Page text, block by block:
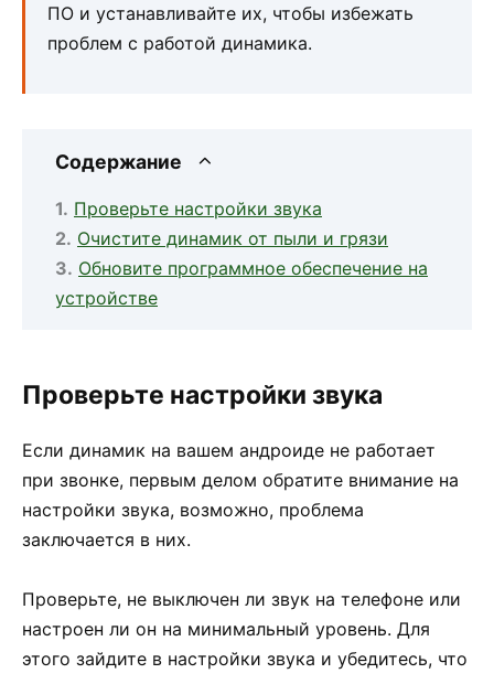
ПО и устанавливайте их, чтобы избежать
проблем с работой динамика.
Содержание
Проверьте настройки звука
Очистите динамик от пыли и грязи
Обновите программное обеспечение на
устройстве
Проверьте настройки звука
Если динамик на вашем андроиде не работает
при звонке, первым делом обратите внимание на
настройки звука, возможно, проблема
заключается в них.
Проверьте, не выключен ли звук на телефоне или
настроен ли он на минимальный уровень. Для
этого зайдите в настройки звука и убедитесь, что